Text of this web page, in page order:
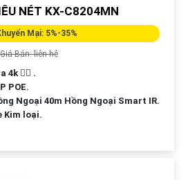
NÉT KX-C8204MN
Mại: 5%-35%
Giá Bán: liên hệ
️
4k 👍🏾 .
POE.
Ngoại 40m Hồng Ngoại Smart IR.
Kim loại.